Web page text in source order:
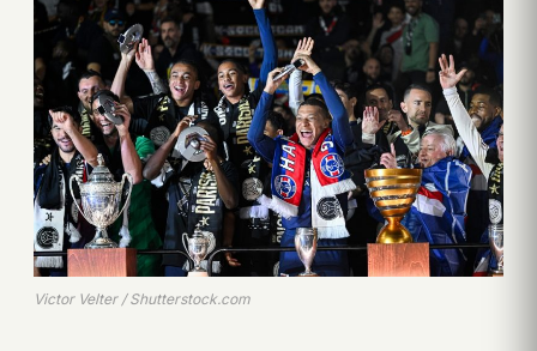
Victor Velter / Shutterstock.com